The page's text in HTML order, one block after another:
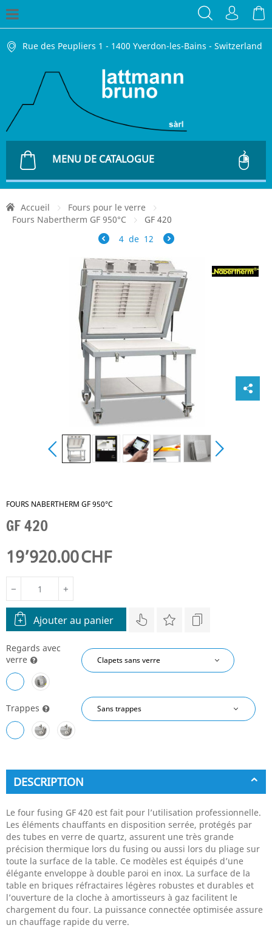
Rue des Peupliers 1 - 1400 Yverdon-les-Bains - Switzerland
MENU DE CATALOGUE
Accueil
Fours pour le verre
Fours Nabertherm GF 950°C
GF 420
4 de 12
FOURS NABERTHERM GF 950°C
GF 420
19’920.00CHF
+
−
Ajouter au panier
Regards avec
verre
Trappes
DESCRIPTION
Le four fusing GF 420 est fait pour l’utilisation professionnelle.
Les éléments chauffants en disposition serrée, protégés par
des tubes en verre de quartz, assurent une très grande
précision thermique lors du fusing ou aussi lors du pliage sur
toute la surface de la table. Ce modèles est équipés d’une
élégante enveloppe à double paroi en inox. La surface de la
table en briques réfractaires légères robustes et durables et
l’ouverture de la cloche à amortisseurs à gaz facilitent le
chargement du four. La puissance connectée optimisée assure
un chauffage rapide du verre.